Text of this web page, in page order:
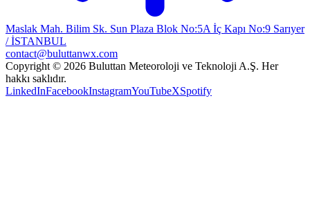
Maslak Mah. Bilim Sk. Sun Plaza Blok No:5A İç Kapı No:9 Sarıyer
/ İSTANBUL
contact@buluttanwx.com
Copyright © 2026 Buluttan Meteoroloji ve Teknoloji A.Ş. Her
hakkı saklıdır.
LinkedInFacebookInstagramYouTubeXSpotify